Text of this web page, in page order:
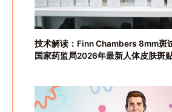
技术解读：Finn Chambers 8mm斑
国家药监局2026年最新人体皮肤斑